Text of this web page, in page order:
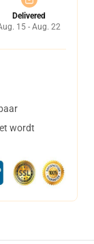
Delivered
15 - Aug. 22
wordt